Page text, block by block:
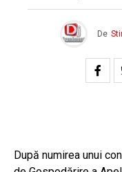
De
După numirea unui